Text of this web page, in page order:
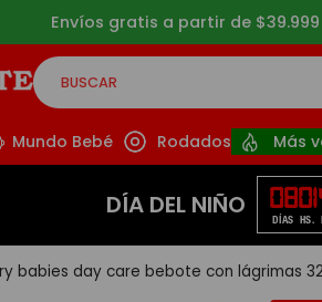
Envíos gratis a partir de $39.999
BUSCAR
Mundo Bebé Rodados Más
DÍA DEL NIÑO 08
DÍAS
01
HS.
babies day care bebote con lágrimas